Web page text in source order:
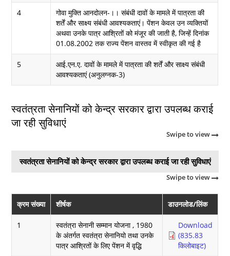
4
गोवा मुक्ति आनदोलन-।। संबंधी दावों के मामले में पात्रता की
शर्तें और साक्ष्य संबंधी आवश्यकताएं। पेंशन केवल उन व्यक्तियों
अथवा उनके पात्र आश्रितों को मंजूर की जाती है, जिन्हें दिनांक
01.08.2002 तक राज्य पेंशन वास्तव में स्वीकृत की गई है
5
आई.एन.ए. दावों के मामले में पात्रता की शर्तें और साक्ष्य संबंधी
आवश्यकताएं (अनुलग्नक-3)
स्वतंत्रता सेनानियों को केन्द्र सरकार द्वारा उपलब्ध कराई
जा रही सुविधाएं
Swipe to view
स्वतंत्रता सेनानियों को केन्द्र सरकार द्वारा उपलब्ध कराई जा रही सुविधाएं
Swipe to view
क्रम संख्या शीर्षक डाउनलोड/लिंक
1
स्वतंत्रा सेनानी सम्मान योजना , 1980
के अंतर्गत स्वतंत्रा सेनानियो तथा उनके
पात्र आश्रितों के लिए पेंशन में वृद्धि
Download
(835.83
किलोबाइट)